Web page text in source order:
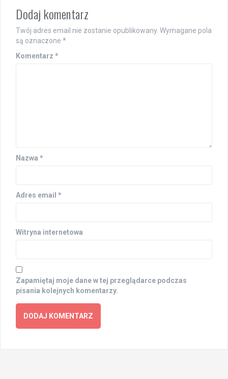
Dodaj komentarz
Twój adres email nie zostanie opublikowany. Wymagane pola
są oznaczone *
Komentarz *
Nazwa *
Adres email *
Witryna internetowa
Zapamiętaj moje dane w tej przeglądarce podczas
pisania kolejnych komentarzy.